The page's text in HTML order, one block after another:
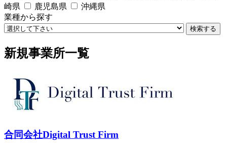
崎県
鹿児島県
沖縄県
業種から探す
検索する
新規事業所一覧
合同会社Digital Trust Firm